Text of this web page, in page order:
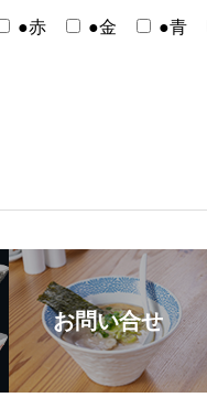
●赤 ●金 ●青
お問い合せ